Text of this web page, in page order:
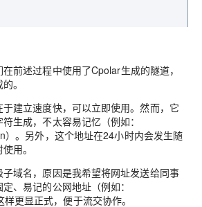
前述过程中使用了Cpolar生成的隧道，
。
建立速度快，可以立即使用。然而，它
生成，不太容易记忆（例如：
。另外，这个地址在24小时内会发生随
用。
域名，原因是我希望将网址发送给同事
、易记的公网地址（例如：
更显正式，便于流交协作。